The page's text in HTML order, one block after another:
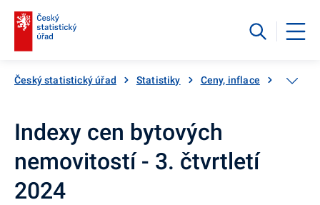
Český statistický úřad Statistiky Ceny, inflace Ceny
Indexy cen bytových
nemovitostí - 3. čtvrtletí
2024